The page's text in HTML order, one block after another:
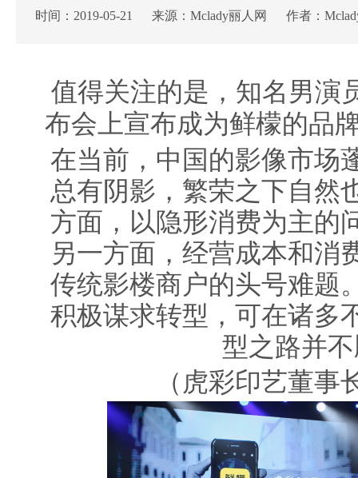
时间：2019-05-21 来源：Mclady丽人网 作者：
值得关注的是，知名男演
布会上宣布成为鲜檬的品
在当前，中国的影像市场
总有阴影，繁荣之下自然
方面，以隐形消费为主的
另一方面，经营成本和消
传统影楼商户的头号难题
积极谋求转型，可在诸多
型之路并
（虎彩印艺董事